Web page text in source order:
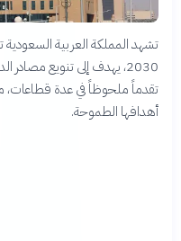
تشهد المملكة العربية
2030، يهدف إلى تنويع
تقدماً ملحوظاً في عدة
أهدافها الطموحة.